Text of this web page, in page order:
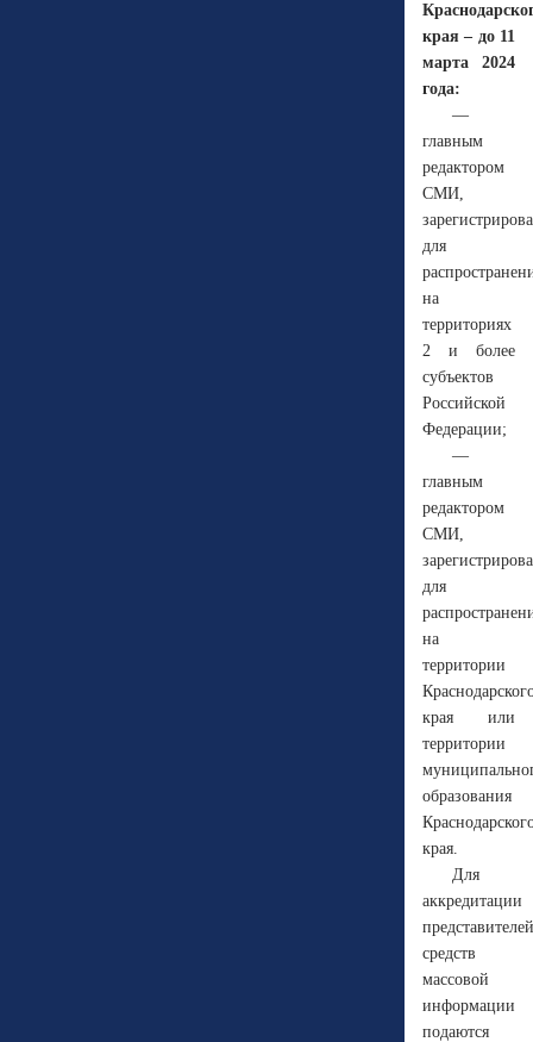
края – до 11
марта 2024
года:
—
главным
редактором
СМИ,
для
на
территориях
2 и более
субъектов
Российской
Федерации;
—
главным
редактором
СМИ,
для
на
территории
края или
территории
образования
края.
Для
аккредитации
представителей
средств
массовой
информации
подаются